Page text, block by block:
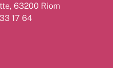
63200 Riom
17 64